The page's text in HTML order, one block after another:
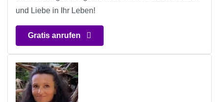
und Liebe in Ihr Leben!
Gratis anrufen